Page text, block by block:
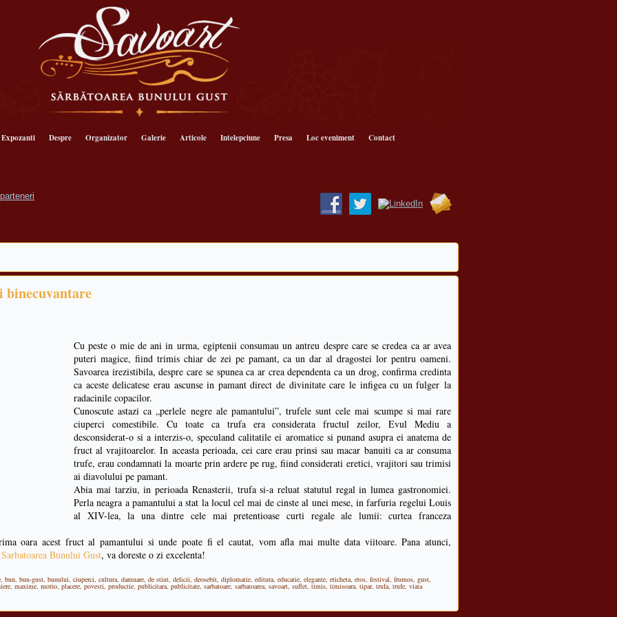
Expozanti Despre Organizator Galerie Articole Intelepciune Presa Loc eveniment Contact
binecuvantare
Cu peste o mie de ani in urma, egiptenii consumau un antreu despre care se credea ca ar avea
puteri magice, fiind trimis chiar de zei pe pamant, ca un dar al dragostei lor pentru oameni.
Savoarea irezistibila, despre care se spunea ca ar crea dependenta ca un drog, confirma credinta
ca aceste delicatese erau ascunse in pamant direct de divinitate care le infigea cu un fulger la
radacinile copacilor.
Cunoscute astazi ca „perlele negre ale pamantului”, trufele sunt cele mai scumpe si mai rare
ciuperci comestibile. Cu toate ca trufa era considerata fructul zeilor, Evul Mediu a
desconsiderat-o si a interzis-o, speculand calitatile ei aromatice si punand asupra ei anatema de
fruct al vrajitoarelor. In aceasta perioada, cei care erau prinsi sau macar banuiti ca ar consuma
trufe, erau condamnati la moarte prin ardere pe rug, fiind considerati eretici, vrajitori sau trimisi
ai diavolului pe pamant.
Abia mai tarziu, in perioada Renasterii, trufa si-a reluat statutul regal in lumea gastronomiei.
Perla neagra a pamantului a stat la locul cel mai de cinste al unei mese, in farfuria regelui Louis
al XIV-lea, la una dintre cele mai pretentioase curti regale ale lumii: curtea franceza
oara acest fruct al pamantului si unde poate fi el cautat, vom afla mai multe data viitoare. Pana atunci,
Bunului Gust, va doreste o zi excelenta!
, bun, bun-gust, bunului, ciuperci, cultura, damnare, de stiut, delicii, deosebit, diplomatie, editura, educatie, elegante, eticheta, etos, festival, frumos, gust,
, maxime, motto, placere,povesti, productie, publicitara, publicitate, sarbatoare, sarbatoarea, savoart, suflet, timis, timisoara, tipar, trufa, trufe, viata